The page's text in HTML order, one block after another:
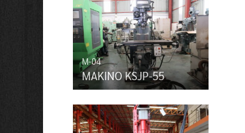
M-04
MAKINO KSJP-55